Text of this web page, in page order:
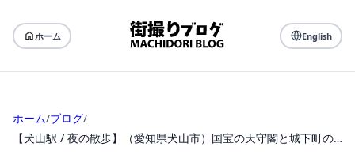
ホーム English
ホーム/ブログ/
【犬山駅 / 夜の散歩】（愛知県犬山市）国宝の天守閣と城下町の雰囲気が残る通り